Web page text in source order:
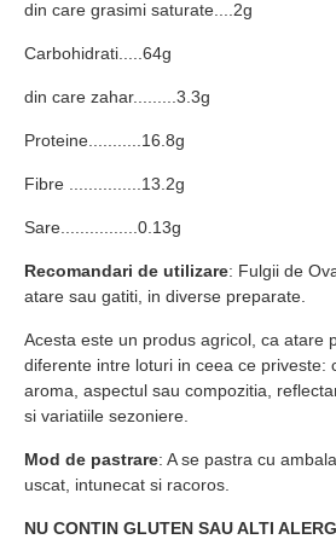
din care grasimi saturate....2g
Carbohidrati.....64g
din care zahar.........3.3g
Proteine...........16.8g
Fibre ...............13.2g
Sare................0.13g
Recomandari de utilizare: Fulgii de
atare sau gatiti, in diverse preparate.
Acesta este un produs agricol, ca atare
diferente intre loturi in ceea ce priveste:
aroma, aspectul sau compozitia,
si variatiile sezoniere.
Mod de pastrare: A se pastra cu
uscat, intunecat si racoros.
NU CONTIN GLUTEN SAU ALTI